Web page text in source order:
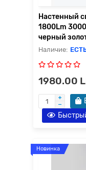
Настенный
1800Lm
черный
1980.00
Новинка